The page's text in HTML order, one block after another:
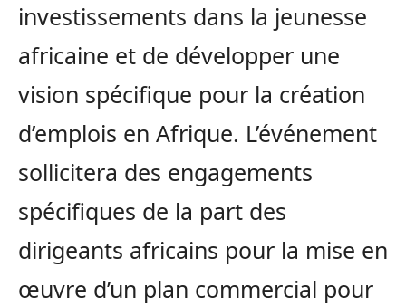
investissements dans la jeunesse
africaine et de développer une
vision spécifique pour la création
d’emplois en Afrique. L’événement
sollicitera des engagements
spécifiques de la part des
dirigeants africains pour la mise en
œuvre d’un plan commercial pour